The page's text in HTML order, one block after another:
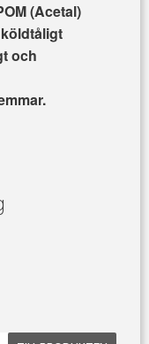
(Acetal)
och